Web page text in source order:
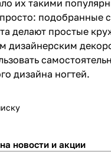
их такими
подобранные
делают простые
дизайнерским
дизайна ногтей.
на новости и акции